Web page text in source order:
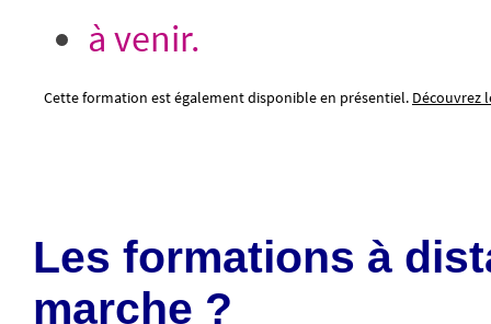
à venir.
Cette formation est également disponible en présentiel. Découvrez
Les formations à
marche ?